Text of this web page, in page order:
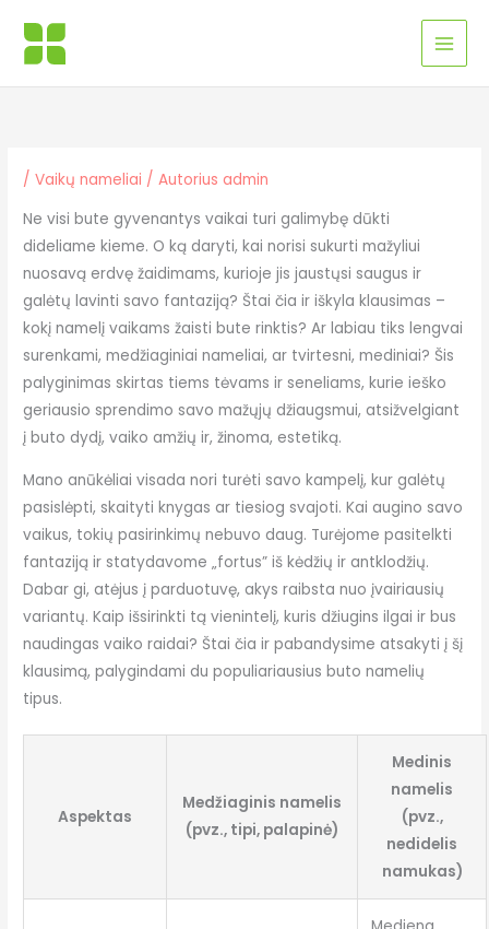
prie
turinio
/Vaikų nameliai / Autorius admin
Ne visi bute gyvenantys vaikai turi galimybę dūkti
dideliame kieme. O ką daryti, kai norisi sukurti mažyliui
nuosavą erdvę žaidimams, kurioje jis jaustųsi saugus ir
galėtų lavinti savo fantaziją? Štai čia ir iškyla klausimas –
kokį namelį vaikams žaisti bute rinktis? Ar labiau tiks lengvai
surenkami, medžiaginiai nameliai, ar tvirtesni, mediniai? Šis
palyginimas skirtas tiems tėvams ir seneliams, kurie ieško
geriausio sprendimo savo mažųjų džiaugsmui, atsižvelgiant
į buto dydį, vaiko amžių ir, žinoma, estetiką.
Mano anūkėliai visada nori turėti savo kampelį, kur galėtų
pasislėpti, skaityti knygas ar tiesiog svajoti. Kai augino savo
vaikus, tokių pasirinkimų nebuvo daug. Turėjome pasitelkti
fantaziją ir statydavome „fortus” iš kėdžių ir antklodžių.
Dabar gi, atėjus į parduotuvę, akys raibsta nuo įvairiausių
variantų. Kaip išsirinkti tą vienintelį, kuris džiugins ilgai ir bus
naudingas vaiko raidai? Štai čia ir pabandysime atsakyti į šį
klausimą, palygindami du populiariausius buto namelių
tipus.
Aspektas
Medžiaginis namelis
(pvz., tipi, palapinė)
Medinis
namelis
(pvz.,
nedidelis
namukas)